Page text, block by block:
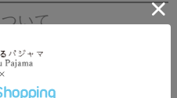
いて
のやわふわな肌触り